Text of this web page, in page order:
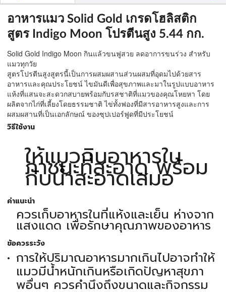
อาหารแมว Solid Gold เกรดโฮลิสติก
สูตร Indigo Moon โปรตีนสูง 5.44 กก.
Solid Gold Indigo Moon กินแล้วขนฟูสวย ลดอาการขนร่วง สำหรับ
แมวทุกวัย
สูตรโปรตีนสูงสูตรนี้เป็นการผสมผสานส่วนผสมที่อุดมไปด้วยสาร
อาหารและคุณประโยชน์ ไขมันดีเพื่อสุขภาพและมาในรูปแบบอาหาร
แห้งที่แสนจะสะดวกสบายพร้อมกับรสชาติที่แมวของคุณโหยหา โดย
ผลิตจากไก่ที่เลี้ยงโดยธรรมชาติ ไข่ทั้งฟองที่มีสารอาหารสูงและการ
ผสมผสานที่เป็นเอกลักษณ์ ของซุปเปอร์ฟูดที่มีประโยชน์
วิธีใช้งาน
ให้แมวกินอาหารใน
ภาชนะที่สะอาด พร้อม
กับน้ำสะอาดเสมอ
คำแนะนำ
ควรเก็บอาหารในที่แห้งและเย็น ห่างจาก
แสงแดด เพื่อรักษาคุณภาพของอาหาร
ข้อควรระวัง
การให้ปริมาณอาหารมากเกินไปอาจทำให้
แมวมีน้ำหนักเกินหรือเกิดปัญหาสุขภา
พอื่นๆ ควรคำนึงถึงขนาดและกิจกรรม